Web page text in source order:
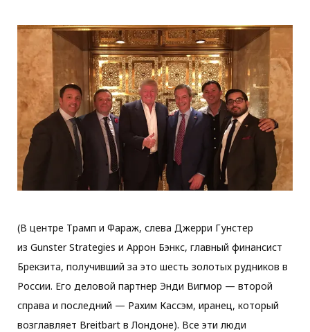
(В центре Трамп и Фараж, слева Джерри Гунстер
из Gunster Strategies и Аррон Бэнкс, главный финансист
Брекзита, получивший за это шесть золотых рудников в
России. Его деловой партнер Энди Вигмор — второй
справа и последний — Рахим Кассэм, иранец, который
возглавляет Breitbart в Лондоне). Все эти люди